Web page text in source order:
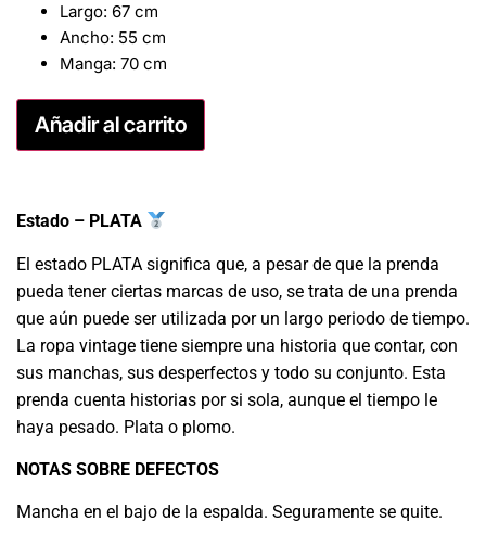
Largo: 67 cm
Ancho: 55 cm
Manga: 70 cm
Añadir al carrito
Estado – PLATA
El estado PLATA significa que, a pesar de que la prenda
pueda tener ciertas marcas de uso, se trata de una prenda
que aún puede ser utilizada por un largo periodo de tiempo.
La ropa vintage tiene siempre una historia que contar, con
sus manchas, sus desperfectos y todo su conjunto. Esta
prenda cuenta historias por si sola, aunque el tiempo le
haya pesado. Plata o plomo.
NOTAS SOBRE DEFECTOS
Mancha en el bajo de la espalda. Seguramente se quite.